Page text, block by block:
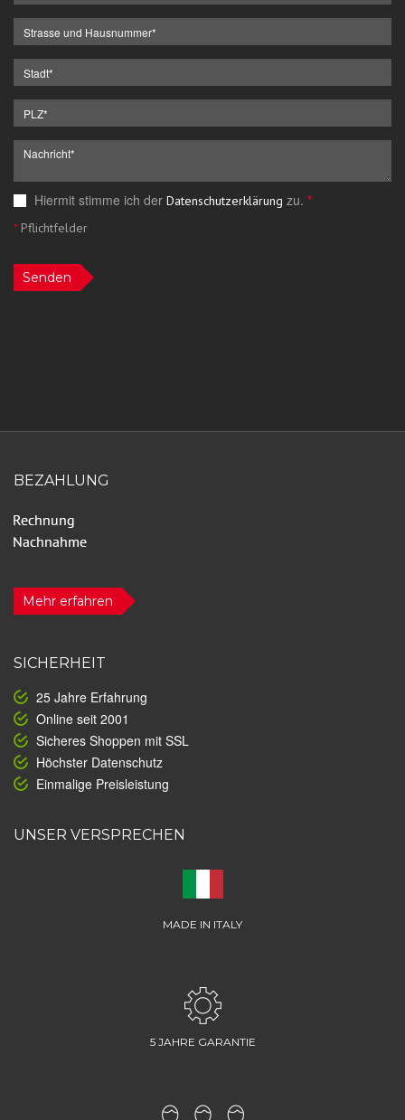
Hiermit stimme ich der Datenschutzerklärung zu. *
*Pflichtfelder
Senden
BEZAHLUNG
Mehr erfahren
SICHERHEIT
25 Jahre Erfahrung
Online seit 2001
Sicheres Shoppen mit SSL
Höchster Datenschutz
Einmalige Preisleistung
UNSER VERSPRECHEN
MADE IN ITALY
5 JAHRE GARANTIE